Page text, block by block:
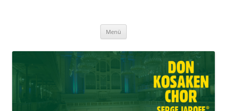
Leitung: Wanja Hlibka
Menü